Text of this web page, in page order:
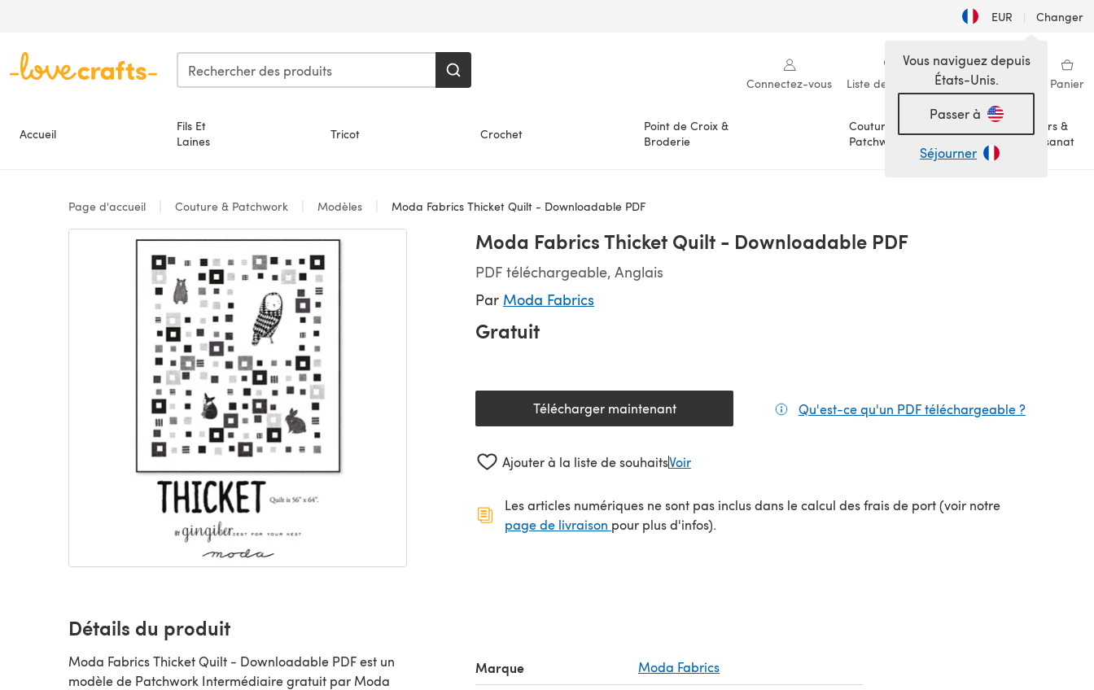
EUR | Changer
Connectez-vous Liste de souhaits Ma bibliothèque Panier
Accueil
Fils Et
Laines
Tricot Crochet
Point de Croix &
Broderie
Couture &
Patchwork
Loisirs &
Artisanat
Vous naviguez depuis
États-Unis.
Passer à
Séjourner
Page d'accueil Couture & Patchwork Modèles Moda Fabrics Thicket Quilt - Downloadable PDF
Moda Fabrics Thicket Quilt - Downloadable PDF
PDF téléchargeable, Anglais
Par Moda Fabrics
Gratuit
Télécharger maintenant(s'ouvre dans un nouvel onglet) Qu'est-ce qu'un PDF téléchargeable ?
Ajouter à la liste de souhaitsVoir
Les articles numériques ne sont pas inclus dans le calcul des frais de port (voir notre
page de livraison (s'ouvre dans un nouvel onglet)
pour plus d'infos).
Détails du produit
Moda Fabrics Thicket Quilt - Downloadable PDF est un
modèle de Patchwork Intermédiaire gratuit par Moda
Marque Moda Fabrics